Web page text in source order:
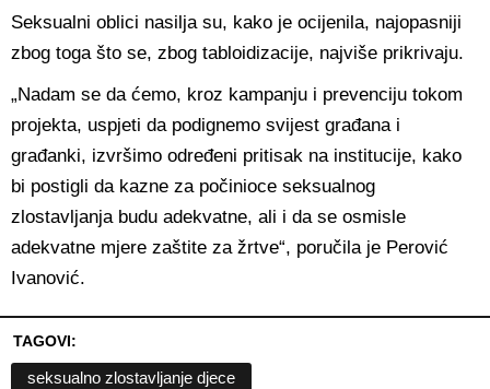
Seksualni oblici nasilja su, kako je ocijenila, najopasniji
zbog toga što se, zbog tabloidizacije, najviše prikrivaju.
„Nadam se da ćemo, kroz kampanju i prevenciju tokom
projekta, uspjeti da podignemo svijest građana i
građanki, izvršimo određeni pritisak na institucije, kako
bi postigli da kazne za počinioce seksualnog
zlostavljanja budu adekvatne, ali i da se osmisle
adekvatne mjere zaštite za žrtve“, poručila je Perović
Ivanović.
TAGOVI:
seksualno zlostavljanje djece